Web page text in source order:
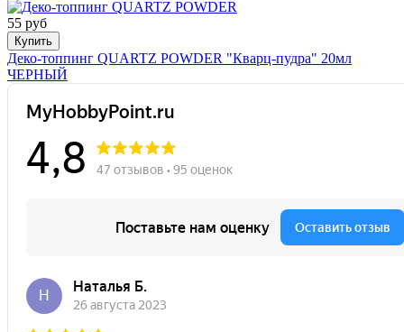
55 руб
Купить
Деко-топпинг QUARTZ POWDER "Кварц-пудра" 20мл
ЧЕРНЫЙ